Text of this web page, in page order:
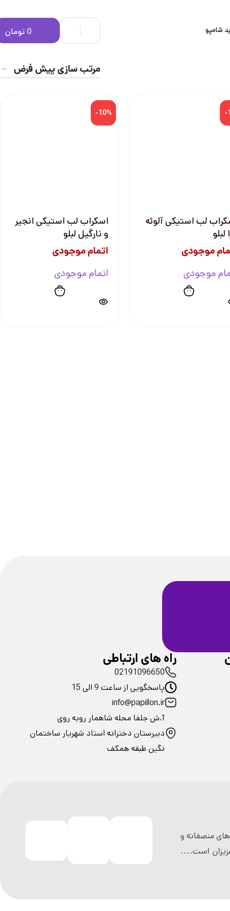
شامپو 0 تومان
-
لب استیکی آلوئه
لبلو
موجودی
موجودی
-10%
اسکراب لب استیکی انجیر
و نارگیل لبلو
اتمام موجودی
اتمام موجودی
راه های ارتباطی
02191096650
پاسخگویی از ساعت 9 الی 15
info@papillon.ir
آ.ش جلفا محله شاهمار روبه روی
دبیرستان دخترانه استاد شهریار ساختمان
نگین طبقه همکف
منصفانه و
است....